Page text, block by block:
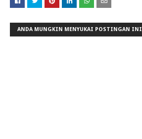
ANDA MUNGKIN MENYUKAI POSTINGAN INI